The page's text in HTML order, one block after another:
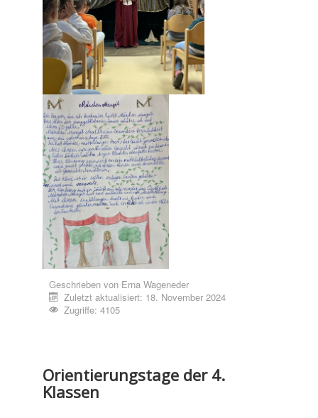
Geschrieben von Erna Wageneder
Zuletzt aktualisiert: 18. November 2024
Zugriffe: 4105
Orientierungstage der 4.
Klassen